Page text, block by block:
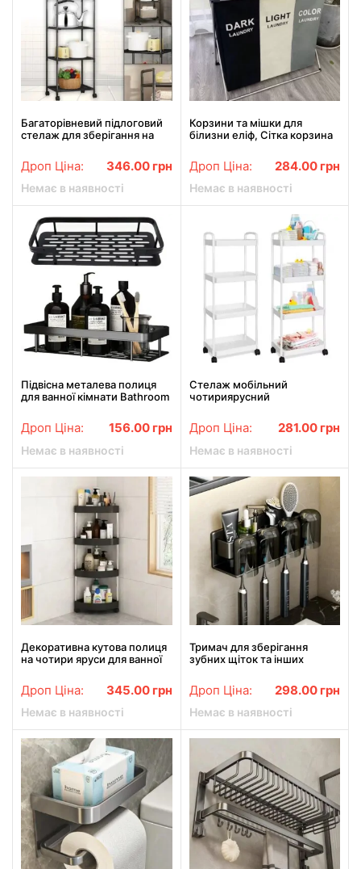
Багаторівневий підлоговий
стелаж для зберігання на
ванної кімнати, TVT-02
Дроп Ціна: 346.00 грн
Немає в наявності
Корзини та мішки для
білизни еліф, Сітка корзина
кольорове
Дроп Ціна: 284.00 грн
Немає в наявності
Підвісна металева полиця
для ванної кімнати Bathroom
10 кг
Дроп Ціна: 156.00 грн
Немає в наявності
Стелаж мобільний
чотириярусний
білий
Дроп Ціна: 281.00 грн
Немає в наявності
Декоративна кутова полиця
на чотири яруси для ванної
Дроп Ціна: 345.00 грн
Немає в наявності
Тримач для зберігання
зубних щіток та інших
Дроп Ціна: 298.00 грн
Немає в наявності